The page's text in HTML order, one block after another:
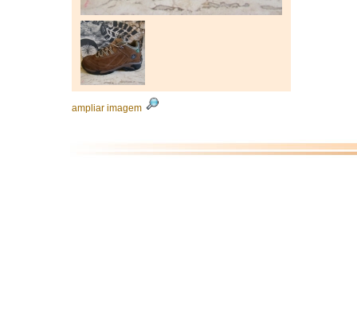
ampliar imagem